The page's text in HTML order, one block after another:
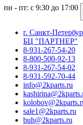
пн - пт: с 9:30 до 17:00
г. Санкт-
БЦ "ПАРТНЕР"
8-931-267-54-20
8-800-500-92-13
8-931-267-54-02
8-931-592-70-44
info@2kparts.ru
sale1@2kparts.ru
buh@2kparts.ru